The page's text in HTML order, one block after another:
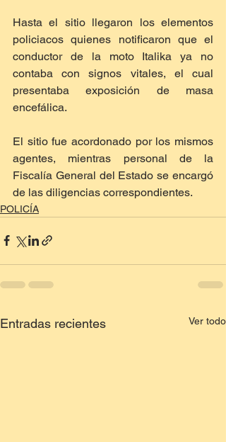
Hasta el sitio llegaron los elementos
policiacos quienes notificaron que el
conductor de la moto Italika ya no
contaba con signos vitales, el cual
presentaba exposición de masa
encefálica.
El sitio fue acordonado por los mismos
agentes, mientras personal de la
Fiscalía General del Estado se encargó
de las diligencias correspondientes.
POLICÍA
Entradas recientes Ver todo